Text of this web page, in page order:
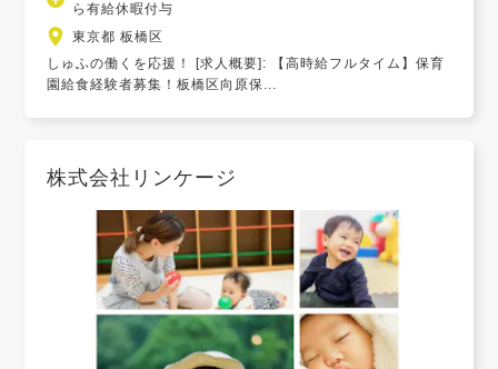
ら有給休暇付与
東京都 板橋区
しゅふの働くを応援！ [求人概要]: 【高時給フルタイム】保育
園給食経験者募集！板橋区向原保...
株式会社リンケージ